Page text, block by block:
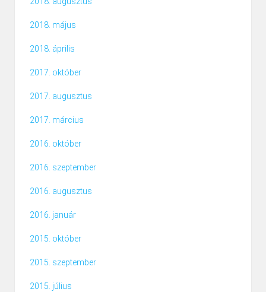
2018. május
2018. április
2017. október
2017. augusztus
2017. március
2016. október
2016. szeptember
2016. augusztus
2016. január
2015. október
2015. szeptember
2015. július